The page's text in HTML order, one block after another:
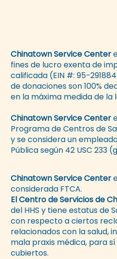
Chinatown Service Center
fines de lucro exenta de
calificada (EIN #: 95-
de donaciones son 100%
en la máxima medida de la
Chinatown Service Center
Programa de Centros de
y se considera un
Pública según 42 USC 233
Chinatown Service Center
considerada FTCA.
El Centro de Servicios de
del HHS y tiene estatus de
con respecto a ciertos
relacionados con la salud,
mala praxis médica, para
cubiertos.